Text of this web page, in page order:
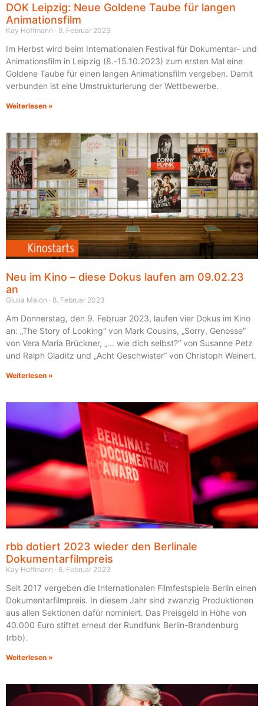
DOK Leipzig: Neue Goldene Taube für langen
Animationsfilm
Kay Hoffmann 9. Februar 2023
Im Herbst wird beim Internationalen Festival für Dokumentar- und
Animationsfilm in Leipzig (8.-15.10.2023) zum ersten Mal eine
Goldene Taube für einen langen Animationsfilm vergeben. Damit
verbunden ist eine Umstrukturierung der Wettbewerbe.
Weiterlesen »
Neu im Kino – diese Dokus laufen am 09.02.23
an
Giulia Maion 8. Februar 2023
Am Donnerstag, den 9. Februar 2023, laufen vier Dokus im Kino
an: „The Story of Looking“ von Mark Cousins, „Sorry, Genosse“
von Vera Maria Brückner, „… wie dich selbst?“ von Susanne Petz
und Ralph Gladitz und „Acht Geschwister“ von Christoph Weinert.
Weiterlesen »
rbb dotiert 2023 wieder den Berlinale
Dokumentarfilmpreis
Kay Hoffmann 6. Februar 2023
Seit 2017 vergeben die Internationalen Filmfestspiele Berlin einen
Dokumentarfilmpreis. In diesem Jahr sind zwanzig Produktionen
aus allen Sektionen dafür nominiert. Das Preisgeld in Höhe von
40.000 Euro stiftet erneut der Rundfunk Berlin-Brandenburg
(rbb).
Weiterlesen »